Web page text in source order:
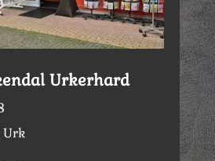
Urkerhard
Urk